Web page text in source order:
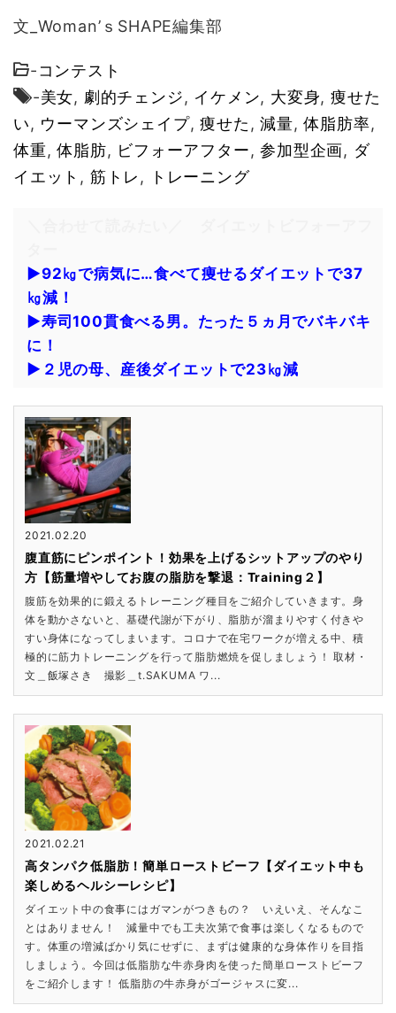
文_Woman’ｓSHAPE編集部
-コンテスト
-美女, 劇的チェンジ, イケメン, 大変身,痩せた
い, ウーマンズシェイプ,痩せた ,減量,体脂肪率,
体重,体脂肪, ビフォーアフター,参加型企画, ダ
イエット , 筋トレ , トレーニング
▶92㎏で病気に…食べて痩せるダイエットで37
㎏減！
▶寿司100貫食べる男。たった５ヵ月でバキバキ
に！
▶２児の母、産後ダイエットで23㎏減
2021.02.20
腹直筋にピンポイント！効果を上げるシットアップのやり
方【筋量増やしてお腹の脂肪を撃退：Training２】
腹筋を効果的に鍛えるトレーニング種目をご紹介していきます。身
体を動かさないと、基礎代謝が下がり、脂肪が溜まりやすく付きや
すい身体になってしまいます。コロナで在宅ワークが増える中、積
極的に筋力トレーニングを行って脂肪燃焼を促しましょう！ 取材・
文＿飯塚さき 撮影＿t.SAKUMA ワ...
2021.02.21
高タンパク低脂肪！簡単ローストビーフ【ダイエット中も
楽しめるヘルシーレシピ】
ダイエット中の食事にはガマンがつきもの？ いえいえ、そんなこ
とはありません！ 減量中でも工夫次第で食事は楽しくなるもので
す。体重の増減ばかり気にせずに、まずは健康的な身体作りを目指
しましょう。今回は低脂肪な牛赤身肉を使った簡単ローストビーフ
をご紹介します！ 低脂肪の牛赤身がゴージャスに変...